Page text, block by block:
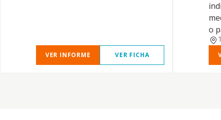
VER INFORME VER FICHA
o